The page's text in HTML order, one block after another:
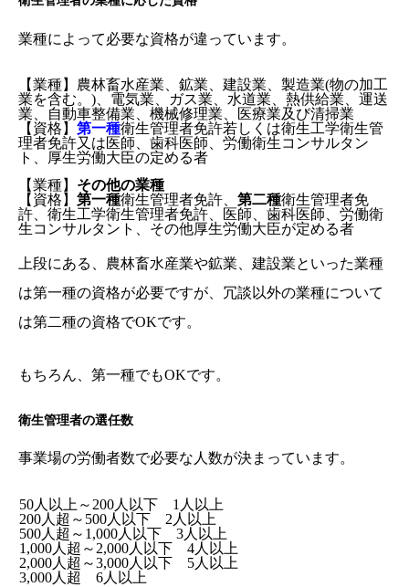
業種によって必要な資格が違っています。
【業種】 農林畜水産業、鉱業、建設業、製造業(物の加工
業を含む。)、電気業、ガス業、水道業、熱供給業、運送
業、自動車整備業、機械修理業、医療業及び清掃業
【資格】 第一種衛生管理者免許若しくは衛生工学衛生管
理者免許又は医師、歯科医師、労働衛生コンサルタン
ト、厚生労働大臣の定める者
【業種】 その他の業種
【資格】 第一種衛生管理者免許、 第二種衛生管理者免
許、衛生工学衛生管理者免許、医師、歯科医師、労働衛
生コンサルタント、その他厚生労働大臣が定める者
上段にある、農林畜水産業や鉱業、建設業といった業種
は第一種の資格が必要ですが、冗談以外の業種について
は第二種の資格でOKです。
もちろん、第一種でもOKです。
衛生管理者の選任数
事業場の労働者数で必要な人数が決まっています。
50人以上～200人以下 1人以上
200人超～500人以下 2人以上
500人超～1,000人以下 3人以上
1,000人超～2,000人以下 4人以上
2,000人超～3,000人以下 5人以上
3,000人超 6人以上